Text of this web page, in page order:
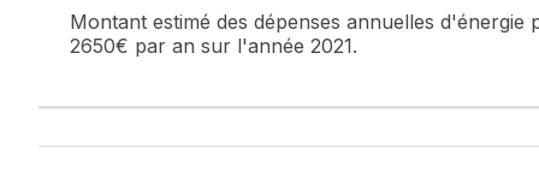
Prix de vente : 249 000 €
Honoraires charge vendeur
Contactez votre conseiller SAFTI : Cédric KLEIN, Tél. :
Montant estimé des dépenses annuelles
2650€ par an sur l'année 2021.